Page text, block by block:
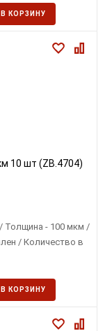
В КОРЗИНУ
10 шт (ZB.4704)
Толщина - 100 мкм /
/ Количество в
В КОРЗИНУ